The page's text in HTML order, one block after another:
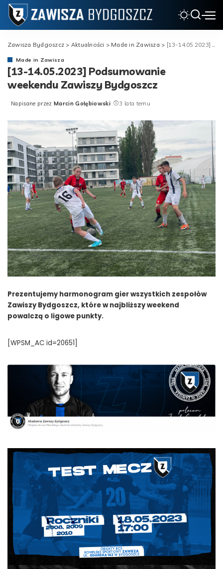
Zawisza Bydgoszcz > Aktualności > Made in Zawisza > [13-14.05.2023] Podsumowanie weekendu Zawiszy Bydgoszcz
Made in Zawisza
[13-14.05.2023] Podsumowanie
weekendu Zawiszy Bydgoszcz
Posted
Napisane przez Marcin Gołębiowski 3 lata temu
Prezentujemy harmonogram gier wszystkich zespołów
Zawiszy Bydgoszcz, które w najbliższy weekend
powalczą o ligowe punkty.
[WPSM_AC id=20651]